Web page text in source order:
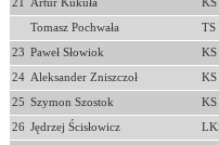
21 Artur Kukuła KS
Tomasz Pochwała TS
23 Paweł Słowiok KS
24 Aleksander Zniszczoł KS
25 Szymon Szostok KS
26 Jędrzej Ścisłowicz